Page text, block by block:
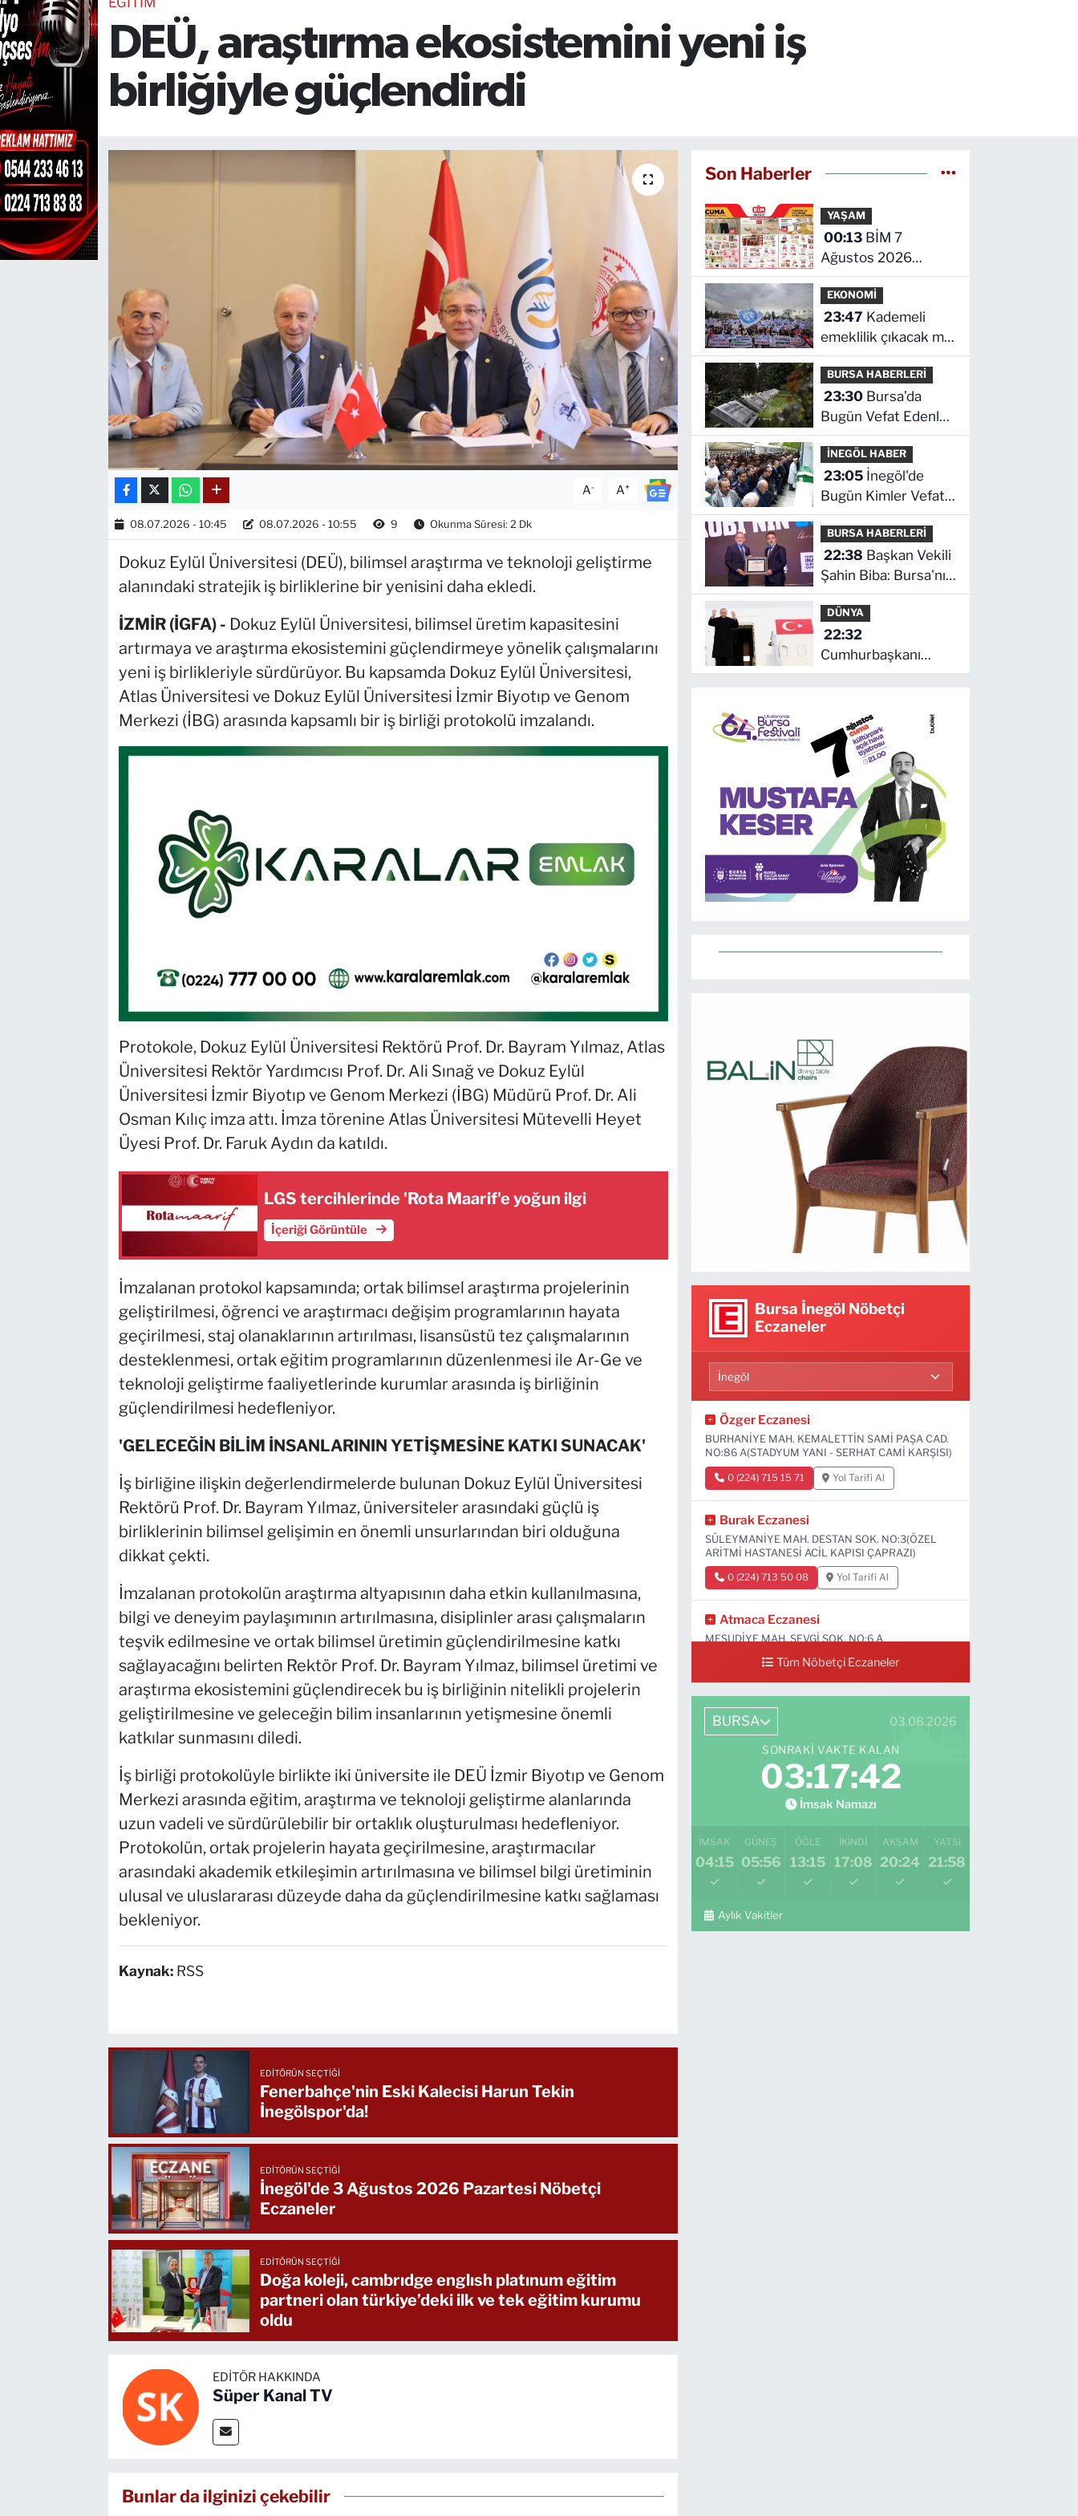
DEÜ, araştırma ekosistemini yeni iş
birliğiyle güçlendirdi
A- A+
08.07.2026 - 10:45 08.07.2026 - 10:55 9 Okunma Süresi: 2 Dk
Dokuz Eylül Üniversitesi (DEÜ), bilimsel araştırma ve teknoloji geliştirme
alanındaki stratejik iş birliklerine bir yenisini daha ekledi.
İZMİR (İGFA) - Dokuz Eylül Üniversitesi, bilimsel üretim kapasitesini
artırmaya ve araştırma ekosistemini güçlendirmeye yönelik çalışmalarını
yeni iş birlikleriyle sürdürüyor. Bu kapsamda Dokuz Eylül Üniversitesi,
Atlas Üniversitesi ve Dokuz Eylül Üniversitesi İzmir Biyotıp ve Genom
Merkezi (İBG) arasında kapsamlı bir iş birliği protokolü imzalandı.
Protokole, Dokuz Eylül Üniversitesi Rektörü Prof. Dr. Bayram Yılmaz, Atlas
Üniversitesi Rektör Yardımcısı Prof. Dr. Ali Sınağ ve Dokuz Eylül
Üniversitesi İzmir Biyotıp ve Genom Merkezi (İBG) Müdürü Prof. Dr. Ali
Osman Kılıç imza attı. İmza törenine Atlas Üniversitesi Mütevelli Heyet
Üyesi Prof. Dr. Faruk Aydın da katıldı.
LGS tercihlerinde 'Rota Maarif'e yoğun ilgi
İçeriği Görüntüle
İmzalanan protokol kapsamında; ortak bilimsel araştırma projelerinin
geliştirilmesi, öğrenci ve araştırmacı değişim programlarının hayata
geçirilmesi, staj olanaklarının artırılması, lisansüstü tez çalışmalarının
desteklenmesi, ortak eğitim programlarının düzenlenmesi ile Ar-Ge ve
teknoloji geliştirme faaliyetlerinde kurumlar arasında iş birliğinin
güçlendirilmesi hedefleniyor.
'GELECEĞİN BİLİM İNSANLARININ YETİŞMESİNE KATKI SUNACAK'
İş birliğine ilişkin değerlendirmelerde bulunan Dokuz Eylül Üniversitesi
Rektörü Prof. Dr. Bayram Yılmaz, üniversiteler arasındaki güçlü iş
birliklerinin bilimsel gelişimin en önemli unsurlarından biri olduğuna
dikkat çekti.
İmzalanan protokolün araştırma altyapısının daha etkin kullanılmasına,
bilgi ve deneyim paylaşımının artırılmasına, disiplinler arası çalışmaların
teşvik edilmesine ve ortak bilimsel üretimin güçlendirilmesine katkı
sağlayacağını belirten Rektör Prof. Dr. Bayram Yılmaz, bilimsel üretimi ve
araştırma ekosistemini güçlendirecek bu iş birliğinin nitelikli projelerin
geliştirilmesine ve geleceğin bilim insanlarının yetişmesine önemli
katkılar sunmasını diledi.
İş birliği protokolüyle birlikte iki üniversite ile DEÜ İzmir Biyotıp ve Genom
Merkezi arasında eğitim, araştırma ve teknoloji geliştirme alanlarında
uzun vadeli ve sürdürülebilir bir ortaklık oluşturulması hedefleniyor.
Protokolün, ortak projelerin hayata geçirilmesine, araştırmacılar
arasındaki akademik etkileşimin artırılmasına ve bilimsel bilgi üretiminin
ulusal ve uluslararası düzeyde daha da güçlendirilmesine katkı sağlaması
bekleniyor.
Kaynak: RSS
EDITÖRÜN SEÇTIĞI
Fenerbahçe'nin Eski Kalecisi Harun Tekin
İnegölspor'da!
EDITÖRÜN SEÇTIĞI
İnegöl'de 3 Ağustos 2026 Pazartesi Nöbetçi
Eczaneler
EDITÖRÜN SEÇTIĞI
Doğa koleji, cambrıdge englısh platınum eğitim
partneri olan türkiye’deki ilk ve tek eğitim kurumu
oldu
EDITÖR HAKKINDA
Süper Kanal TV
Bunlar da ilginizi çekebilir
Son Haberler
YAŞAM
00:13
Ağustos 2026
kataloğu yayımlandı!
İşte indirimli ürünler
ve fiyatları
EKONOMİ
23:47
emeklilik çıkacak mı?
Kademeli emeklilikte
son durum ne!
BURSA HABERLERİ
23:30
Bugün Vefat Edenler
Kimler? | 06 Ağustos
2026 Perşembe
İNEGÖL HABER
23:05
Bugün Kimler Vefat
Etti? | 06 Ağustos
2026 Perşembe
BURSA HABERLERİ
22:38
Şahin Biba: Bursa'nın
geleceğini bütüncül
anlayışla planlıyoruz
DÜNYA
22:32
Cumhurbaşkanı
Erdoğan, Suudi
Bursa İnegöl Nöbetçi
Eczaneler
Özger Eczanesi
BURHANİYE MAH. KEMALETTİN SAMİ PAŞA CAD.
NO:86 A(STADYUM YANI - SERHAT CAMİ KARŞISI)
0 (224) 715 15 71 Yol Tarifi Al
Burak Eczanesi
SÜLEYMANİYE MAH. DESTAN SOK. NO:3(ÖZEL
ARİTMİ HASTANESİ ACİL KAPISI ÇAPRAZI)
0 (224) 713 50 08 Yol Tarifi Al
Atmaca Eczanesi
MESUDİYE MAH. SEVGİ SOK. NO:6 A
0 (224) 711 04 24 Yol Tarifi Al
Tüm Nöbetçi Eczaneler
BURSA 03.08.2026
SONRAKI VAKTE KALAN
03:17:41
İmsak Namazı
İMSAK
04:15
GÜNEŞ
05:56
ÖĞLE
13:15
İKINDI
17:08
AKŞAM
20:24
YATSI
21:58
Aylık Vakitler
TEKNOLOJİ
CANLI DİNLE
RESMİ İLANLAR
Gencsesfm Canlı Dinle